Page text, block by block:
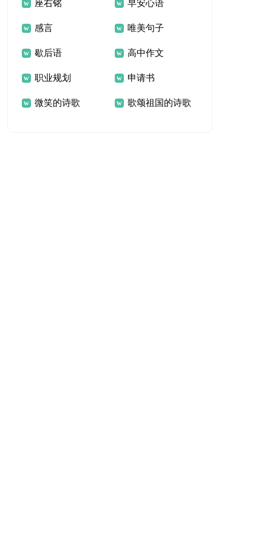
座右铭 早安心语
感言 唯美句子
歇后语 高中作文
职业规划 申请书
微笑的诗歌 歌颂祖国的诗歌